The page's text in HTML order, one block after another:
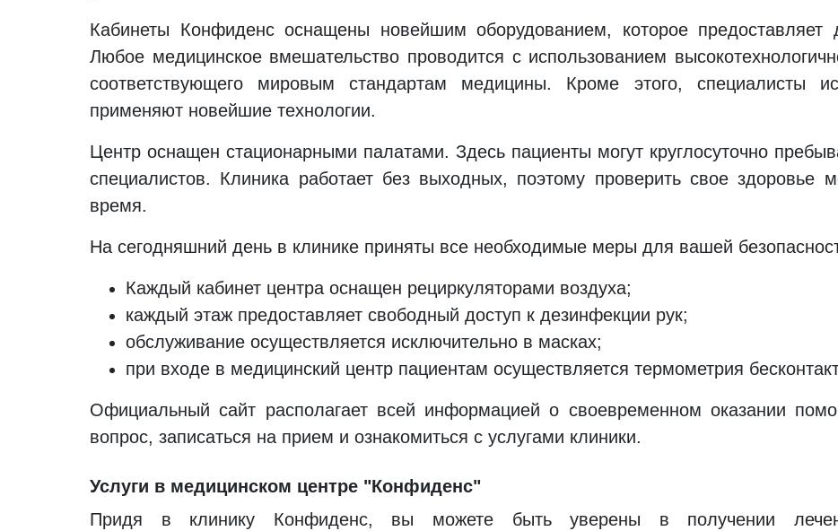
Кабинеты Конфиденс оснащены новейшим оборудованием, которое предоставляет
Любое медицинское вмешательство проводится с использованием
соответствующего мировым стандартам медицины. Кроме этого, специалисты
применяют новейшие технологии.
Центр оснащен стационарными палатами. Здесь пациенты могут круглосуточно
специалистов. Клиника работает без выходных, поэтому проверить свое
время.
На сегодняшний день в клинике приняты все необходимые меры для вашей
Каждый кабинет центра оснащен рециркуляторами воздуха;
каждый этаж предоставляет свободный доступ к дезинфекции рук;
обслуживание осуществляется исключительно в масках;
при входе в медицинский центр пациентам осуществляется термометрия
Официальный сайт располагает всей информацией о своевременном оказании
вопрос, записаться на прием и ознакомиться с услугами клиники.
Услуги в медицинском центре "Конфиденс"
Придя в клинику Конфиденс, вы можете быть уверены в получении